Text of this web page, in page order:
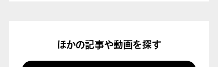
ほかの記事や動画を探す